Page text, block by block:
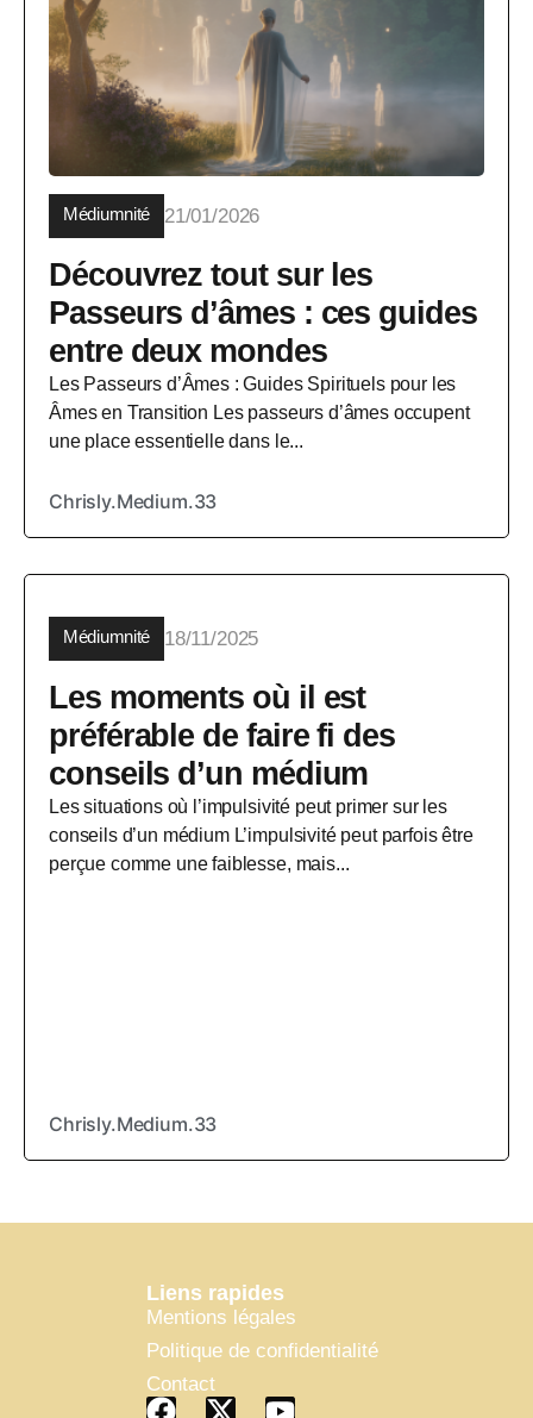
Médiumnité 21/01/2026
Découvrez tout sur les
Passeurs d’âmes : ces guides
entre deux mondes
Les Passeurs d’Âmes : Guides Spirituels pour les
Âmes en Transition Les passeurs d’âmes occupent
une place essentielle dans le...
Chrisly.Medium.33
Médiumnité 18/11/2025
Les moments où il est
préférable de faire fi des
conseils d’un médium
Les situations où l’impulsivité peut primer sur les
conseils d’un médium L’impulsivité peut parfois être
perçue comme une faiblesse, mais...
Chrisly.Medium.33
Liens rapides
Mentions légales
Politique de confidentialité
Contact